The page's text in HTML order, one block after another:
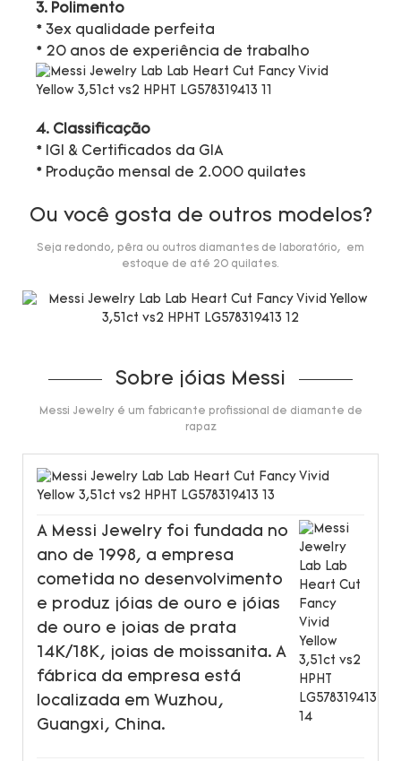
3. Polimento
* 3ex qualidade perfeita
* 20 anos de experiência de trabalho
4. Classificação
* IGI & Certificados da GIA
* Produção mensal de 2.000 quilates
Ou você gosta de outros modelos?
Seja redondo, pêra ou outros diamantes de laboratório, em
estoque de até 20 quilates.
Sobre jóias Messi
Messi Jewelry é um fabricante profissional de diamante de
rapaz
A Messi Jewelry foi fundada no
ano de 1998, a empresa
cometida no desenvolvimento
e produz jóias de ouro e jóias
de ouro e joias de prata
14K/18K, joias de moissanita. A
fábrica da empresa está
localizada em Wuzhou,
Guangxi, China.